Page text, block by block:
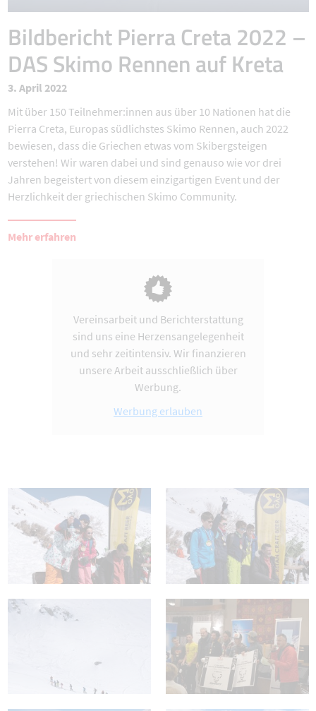
Bildbericht Pierra Creta 2022 –
DAS Skimo Rennen auf Kreta
3. April 2022
Mit über 150 Teilnehmer:innen aus über 10 Nationen hat die
Pierra Creta, Europas südlichstes Skimo Rennen, auch 2022
bewiesen, dass die Griechen etwas vom Skibergsteigen
verstehen! Wir waren dabei und sind genauso wie vor drei
Jahren begeistert von diesem einzigartigen Event und der
Herzlichkeit der griechischen Skimo Community.
Mehr erfahren
Vereinsarbeit und Berichterstattung
sind uns eine Herzensangelegenheit
und sehr zeitintensiv. Wir finanzieren
unsere Arbeit ausschließlich über
Werbung.
Werbung erlauben